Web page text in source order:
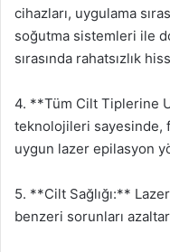
cihazları, uygulama
soğutma sistemleri ile
sırasında rahatsızlık
4. **Tüm Cilt Tiplerine
teknolojileri sayesinde,
uygun lazer epilasyon
5. **Cilt Sağlığı:**
benzeri sorunları